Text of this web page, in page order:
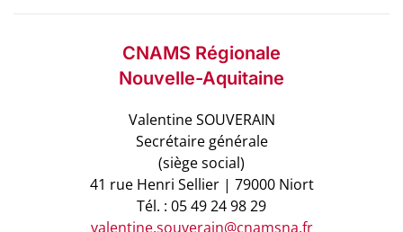
CNAMS Régionale
Nouvelle-Aquitaine
Valentine SOUVERAIN
Secrétaire générale
(siège social)
41 rue Henri Sellier | 79000 Niort
Tél. : 05 49 24 98 29
valentine.souverain@cnamsna.fr